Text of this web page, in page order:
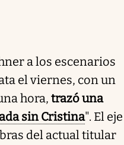
a los escenarios
el viernes, con un
hora, trazó una
sin Cristina". El eje
del actual titular